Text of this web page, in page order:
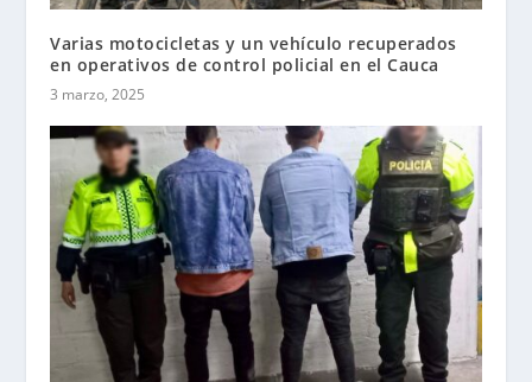
Varias motocicletas y un vehículo recuperados
en operativos de control policial en el Cauca
3 marzo, 2025